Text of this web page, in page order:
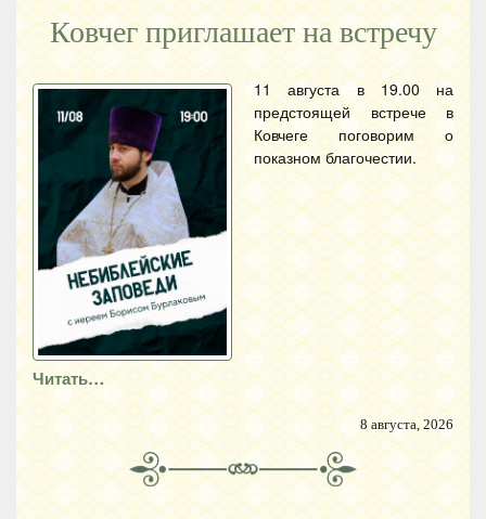
Ковчег приглашает на встречу
11 августа в 19.00 на
предстоящей встрече в
Ковчеге поговорим о
показном благочестии.
Читать…
8 августа, 2026